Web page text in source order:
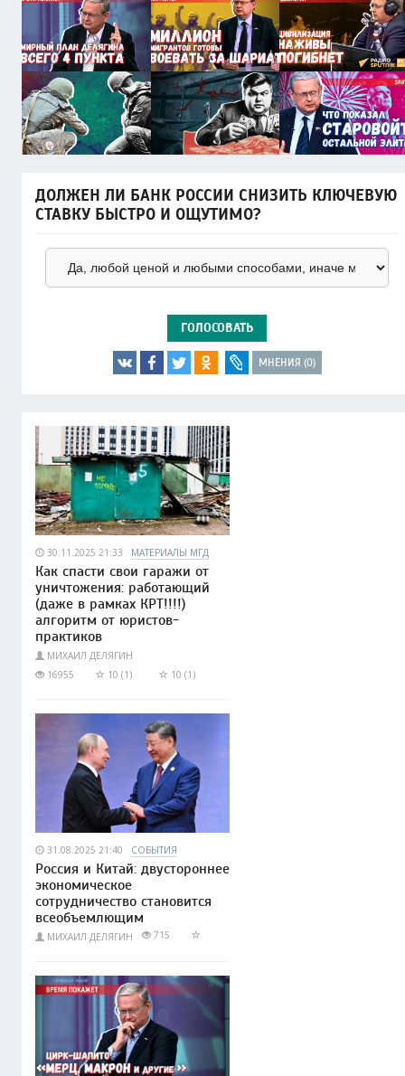
ДОЛЖЕН ЛИ БАНК РОССИИ СНИЗИТЬ КЛЮЧЕВУЮ
СТАВКУ БЫСТРО И ОЩУТИМО?
ГОЛОСОВАТЬ
МНЕНИЯ (0)
30.11.2025 21:33 МАТЕРИАЛЫ МГД
Как спасти свои гаражи от
уничтожения: работающий
(даже в рамках КРТ!!!!)
алгоритм от юристов-
практиков
МИХАИЛ ДЕЛЯГИН
16955
10 (1) 10 (1)
31.08.2025 21:40 СОБЫТИЯ
Россия и Китай: двустороннее
экономическое
сотрудничество становится
всеобъемлющим
МИХАИЛ ДЕЛЯГИН 715